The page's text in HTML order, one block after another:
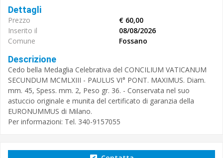
Dettagli
Prezzo
€ 60,00
Inserito il
08/08/2026
Comune
Fossano
Descrizione
Cedo bella Medaglia Celebrativa del CONCILIUM VATICANUM
SECUNDUM MCMLXIII - PAULUS VI° PONT. MAXIMUS. Diam.
mm. 45, Spess. mm. 2, Peso gr. 36. - Conservata nel suo
astuccio originale e munita del certificato di garanzia della
EURONUMMUS di Milano.
Per informazioni: Tel. 340-9157055